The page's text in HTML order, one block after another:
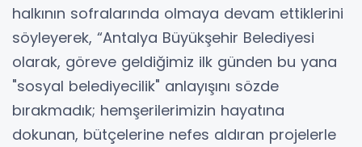
halkının sofralarında olmaya devam ettiklerini
söyleyerek, “Antalya Büyükşehir Belediyesi
olarak, göreve geldiğimiz ilk günden bu yana
"sosyal belediyecilik" anlayışını sözde
bırakmadık; hemşerilerimizin hayatına
dokunan, bütçelerine nefes aldıran projelerle